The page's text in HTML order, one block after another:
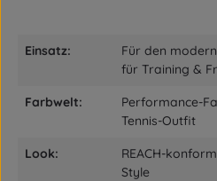
Einsatz:
Für den
für Training &
Farbwelt:
Performance-
Tennis-Outfit
Look:
REACH-
Style